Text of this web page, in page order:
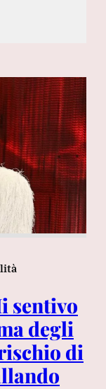
sentivo
degli
di